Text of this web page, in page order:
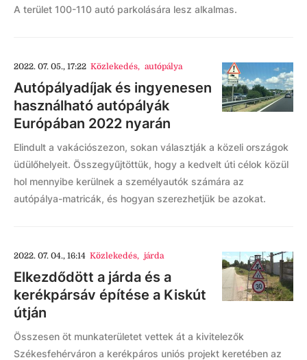
A terület 100-110 autó parkolására lesz alkalmas.
2022. 07. 05., 17:22 Közlekedés, autópálya
Autópályadíjak és ingyenesen
használható autópályák
Európában 2022 nyarán
Elindult a vakációszezon, sokan választják a közeli országok
üdülőhelyeit. Összegyűjtöttük, hogy a kedvelt úti célok közül
hol mennyibe kerülnek a személyautók számára az
autópálya-matricák, és hogyan szerezhetjük be azokat.
2022. 07. 04., 16:14 Közlekedés, járda
Elkezdődött a járda és a
kerékpársáv építése a Kiskút
útján
Összesen öt munkaterületet vettek át a kivitelezők
Székesfehérváron a kerékpáros uniós projekt keretében az